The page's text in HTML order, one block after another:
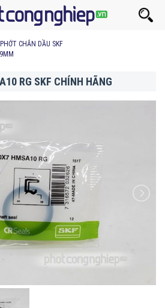
PHỚT CHẮN DẦU SKF
RG SKF CHÍNH HÃNG